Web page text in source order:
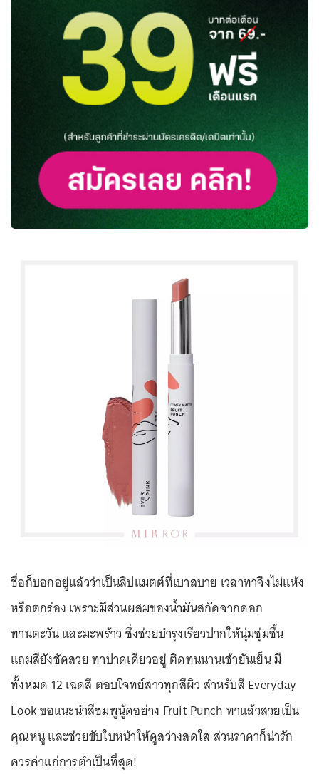
ชื่อก็บอกอยู่แล้วว่าเป็นลิปแมตต์ที่เบาสบาย เวลาทาจึงไม่แห้ง
หรือตกร่อง เพราะมีส่วนผสมของน้ำมันสกัดจากดอก
ทานตะวัน และมะพร้าว ซึ่งช่วยบำรุงเรียวปากให้นุ่มชุ่มชื้น
แถมสียังชัดสวย ทาปาดเดียวอยู่ ติดทนนานเช้ายันเย็น มี
ทั้งหมด 12 เฉดสี ตอบโจทย์สาวทุกสีผิว สำหรับสี Everyday
Look ขอแนะนำสีชมพูนู้ดอย่าง Fruit Punch ทาแล้วสวยเป็น
คุณหนู และช่วยขับใบหน้าให้ดูสว่างสดใส ส่วนราคาก็น่ารัก
ควรค่าแก่การตำเป็นที่สุด!